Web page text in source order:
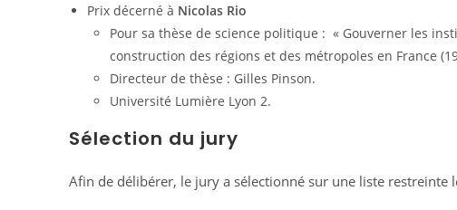
Prix décerné à Nicolas Rio
Pour sa thèse de science politique : « Gouverner les
construction des régions et des métropoles en France
Directeur de thèse : Gilles Pinson.
Université Lumière Lyon 2.
Sélection du jury
Afin de délibérer, le jury a sélectionné sur une liste restreinte